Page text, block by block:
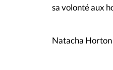
sa volonté aux
Natacha Horton